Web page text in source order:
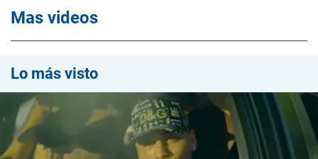
Mas videos
Lo más visto